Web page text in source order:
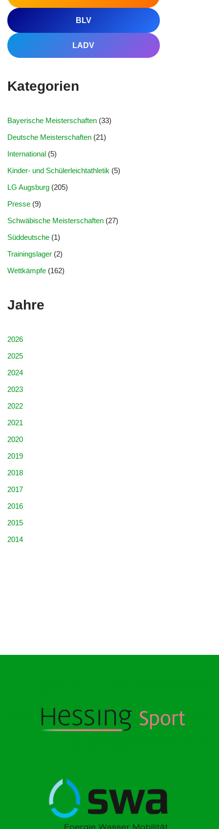
BLV
LADV
Kategorien
Bayerische Meisterschaften (33)
Deutsche Meisterschaften (21)
International (5)
Kinder- und Schülerleichtathletik (5)
LG Augsburg (205)
Presse (9)
Schwäbische Meisterschaften (27)
Süddeutsche (1)
Trainingslager (2)
Wettkämpfe (162)
Jahre
2026
2025
2024
2023
2022
2021
2020
2019
2018
2017
2016
2015
2014